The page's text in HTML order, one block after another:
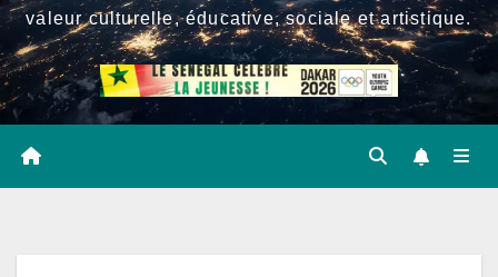
valeur culturelle, éducative, sociale et artistique.